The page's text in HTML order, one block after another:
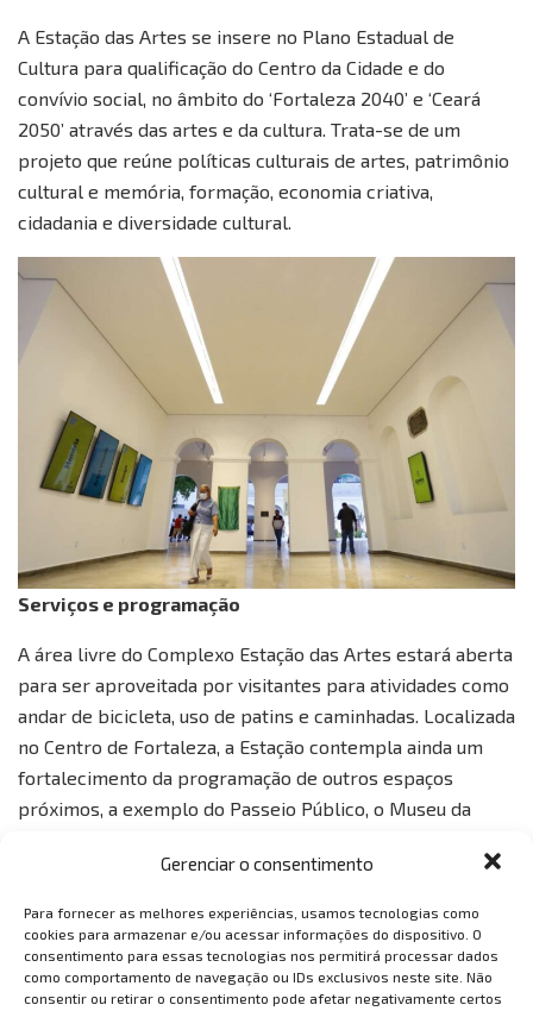
Gerenciar o consentimento
Para fornecer as melhores experiências, usamos tecnologias como
cookies para armazenar e/ou acessar informações do dispositivo. O
consentimento para essas tecnologias nos permitirá processar dados
como comportamento de navegação ou IDs exclusivos neste site. Não
consentir ou retirar o consentimento pode afetar negativamente certos
A Estação das Artes se insere no Plano Estadual de
Cultura para qualificação do Centro da Cidade e do
convívio social, no âmbito do ‘Fortaleza 2040’ e ‘Ceará
2050’ através das artes e da cultura. Trata-se de um
projeto que reúne políticas culturais de artes, patrimônio
cultural e memória, formação, economia criativa,
cidadania e diversidade cultural.
Serviços e programação
A área livre do Complexo Estação das Artes estará aberta
para ser aproveitada por visitantes para atividades como
andar de bicicleta, uso de patins e caminhadas. Localizada
no Centro de Fortaleza, a Estação contempla ainda um
fortalecimento da programação de outros espaços
próximos, a exemplo do Passeio Público, o Museu da